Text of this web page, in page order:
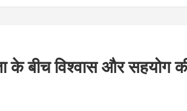
बीच विश्वास और सहयोग